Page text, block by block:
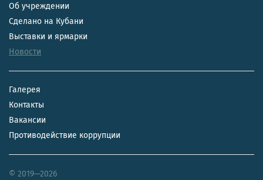
Об учреждении
Сделано на Кубани
Выставки и ярмарки
Новости
Галерея
Контакты
Вакансии
Противодействие коррупции
© 2019—2026